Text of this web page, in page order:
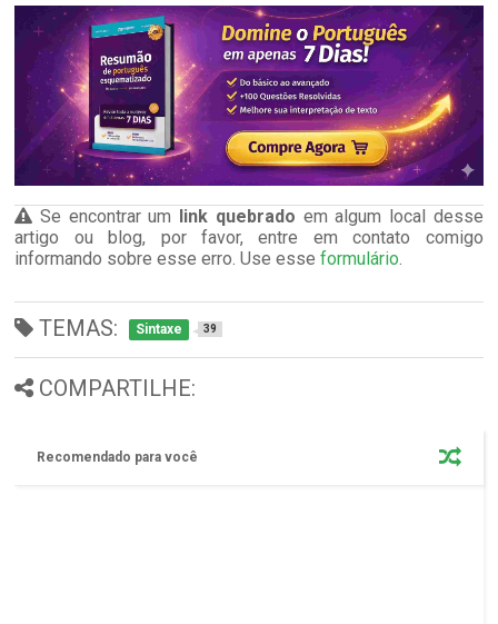
Se encontrar um link quebrado em algum local desse
artigo ou blog, por favor, entre em contato comigo
informando sobre esse erro. Use esseformulário.
TEMAS: Sintaxe 39
COMPARTILHE:
Recomendado para você